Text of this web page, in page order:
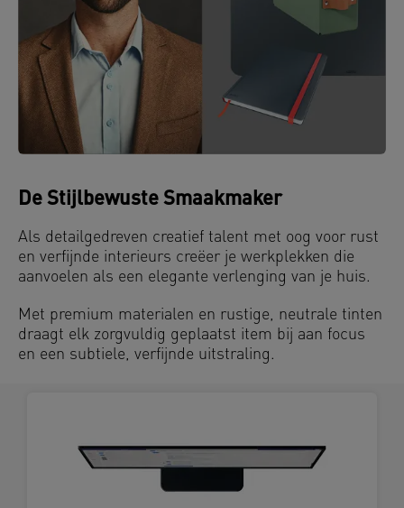
De Stijlbewuste Smaakmaker
Als detailgedreven creatief talent met oog voor rust
en verfijnde interieurs creëer je werkplekken die
aanvoelen als een elegante verlenging van je huis.
Met premium materialen en rustige, neutrale tinten
draagt elk zorgvuldig geplaatst item bij aan focus
en een subtiele, verfijnde uitstraling.